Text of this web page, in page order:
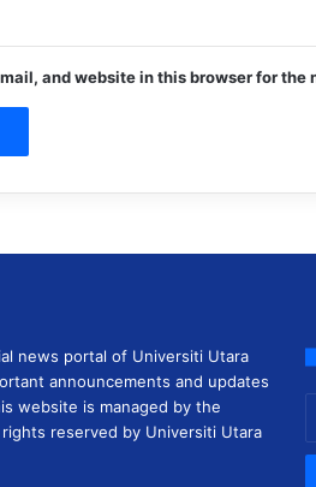
and website in this browser for the
news portal of Universiti Utara
announcements and updates
website is managed by the
reserved by Universiti Utara